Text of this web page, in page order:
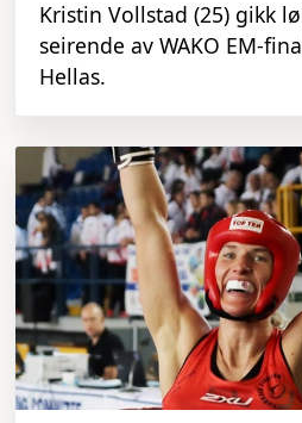
Kristin Vollstad (25) gikk
seirende av WAKO EM-
Hellas.